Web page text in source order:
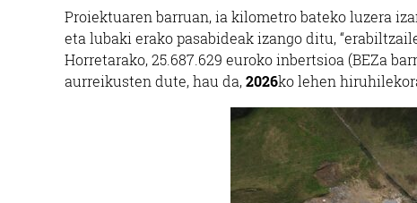
Proiektuaren barruan, ia kilometro bateko luzera
eta lubaki erako pasabideak izango ditu,
Horretarako, 25.687.629 euroko inbertsioa (BEZa
aurreikusten dute, hau da,2026ko lehen